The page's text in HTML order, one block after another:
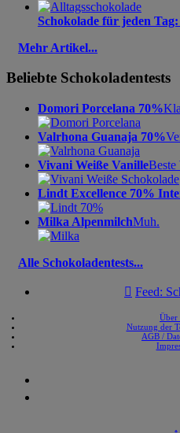
Schokolade für jeden Tag:
Mehr Artikel...
Beliebte Schokoladentests
Domori Porcelana 70%
Valrhona Guanaja 70%
Vivani Weiße VanilleBeste
Lindt Excellence 70%
Milka AlpenmilchMuh.
Alle Schokoladentests...
 Feed:
Über
Nutzung der
AGB /